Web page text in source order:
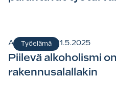
Artikkelit 21.5.2025
Piilevä alkoholismi
rakennusalallakin
Työelämä